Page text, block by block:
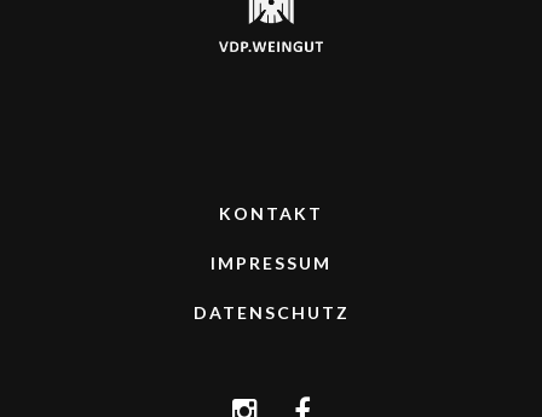
KONTAKT
IMPRESSUM
DATENSCHUTZ